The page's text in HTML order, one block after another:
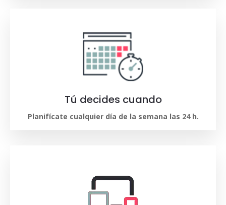
Tú decides cuando
Planifícate cualquier día de la semana las 24 h.